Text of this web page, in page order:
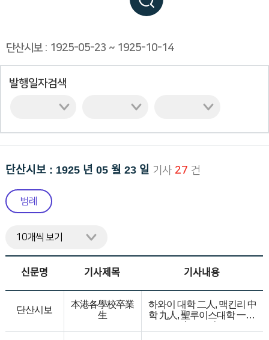
있
단산시보 : 1925-05-23 ~ 1925-10-14
발행일자검색
단산시보 : 1925 년 05 월 23 일 기사 27 건
범례
신문명 기사제목 기사내용
단산시보
本港各學校卒業
生
하와이 대학 二人, 맥킨리 中
학 九人, 聖루이스대학 一人,